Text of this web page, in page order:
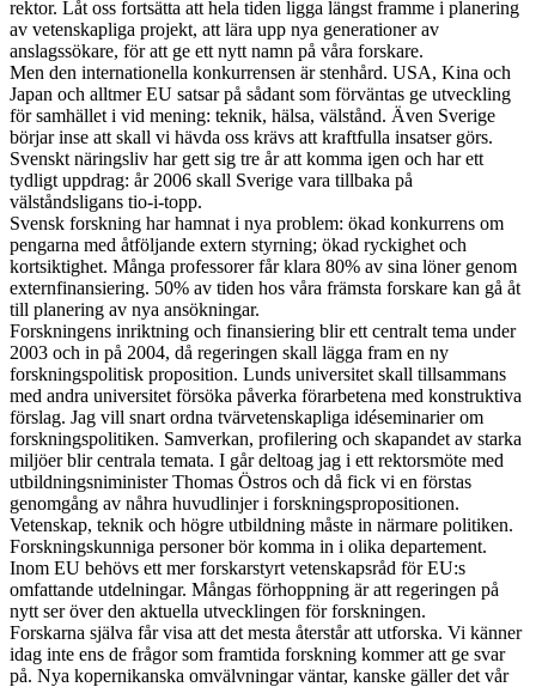
rektor. Låt oss fortsätta att hela tiden ligga längst framme i planering
av vetenskapliga projekt, att lära upp nya generationer av
anslagssökare, för att ge ett nytt namn på våra forskare.
Men den internationella konkurrensen är stenhård. USA, Kina och
Japan och alltmer EU satsar på sådant som förväntas ge utveckling
för samhället i vid mening: teknik, hälsa, välstånd. Även Sverige
börjar inse att skall vi hävda oss krävs att kraftfulla insatser görs.
Svenskt näringsliv har gett sig tre år att komma igen och har ett
tydligt uppdrag: år 2006 skall Sverige vara tillbaka på
välståndsligans tio-i-topp.
Svensk forskning har hamnat i nya problem: ökad konkurrens om
pengarna med åtföljande extern styrning; ökad ryckighet och
kortsiktighet. Många professorer får klara 80% av sina löner genom
externfinansiering. 50% av tiden hos våra främsta forskare kan gå åt
till planering av nya ansökningar.
Forskningens inriktning och finansiering blir ett centralt tema under
2003 och in på 2004, då regeringen skall lägga fram en ny
forskningspolitisk proposition. Lunds universitet skall tillsammans
med andra universitet försöka påverka förarbetena med konstruktiva
förslag. Jag vill snart ordna tvärvetenskapliga idéseminarier om
forskningspolitiken. Samverkan, profilering och skapandet av starka
miljöer blir centrala temata. I går deltoag jag i ett rektorsmöte med
utbildningsniminister Thomas Östros och då fick vi en förstas
genomgång av nåhra huvudlinjer i forskningspropositionen.
Vetenskap, teknik och högre utbildning måste in närmare politiken.
Forskningskunniga personer bör komma in i olika departement.
Inom EU behövs ett mer forskarstyrt vetenskapsråd för EU:s
omfattande utdelningar. Mångas förhoppning är att regeringen på
nytt ser över den aktuella utvecklingen för forskningen.
Forskarna själva får visa att det mesta återstår att utforska. Vi känner
idag inte ens de frågor som framtida forskning kommer att ge svar
på. Nya kopernikanska omvälvningar väntar, kanske gäller det vår